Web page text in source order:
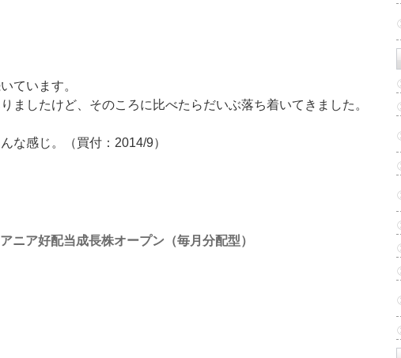
ています。
ましたけど、そのころに比べたらだいぶ落ち着いてきました。
な感じ。（買付：2014/9）
ニア好配当成長株オープン（毎月分配型）